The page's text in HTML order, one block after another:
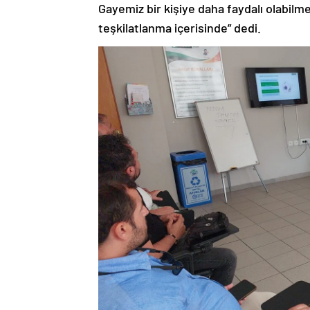
Gayemiz bir kişiye daha faydalı
teşkilatlanma içerisinde” dedi.